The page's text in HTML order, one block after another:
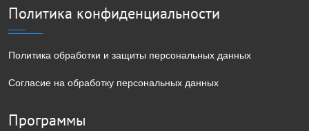
Политика конфиденциальности
Политика обработки и защиты персональных данных
Согласие на обработку персональных данных
Программы